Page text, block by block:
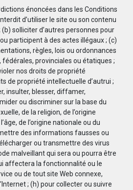
énoncées dans les Conditions
d’utiliser le site ou son contenu
(b) solliciter d’autres personnes pour
participent à des actes illégaux ; (c)
règles, lois ou ordonnances
fédérales, provinciales ou étatiques ;
nos droits de propriété
de propriété intellectuelle d’autrui ;
insulter, blesser, diffamer,
ou discriminer sur la base du
de la religion, de l’origine
de l’origine nationale ou du
des informations fausses ou
ou transmettre des virus
malveillant qui sera ou pourra être
affectera la fonctionnalité ou le
ou de tout site Web connexe,
; (h) pour collecter ou suivre